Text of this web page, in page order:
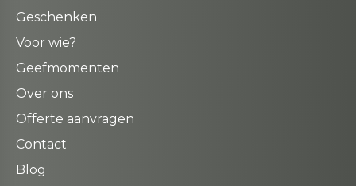
Geschenken
Voor wie?
Geefmomenten
Over ons
Offerte aanvragen
Contact
Blog